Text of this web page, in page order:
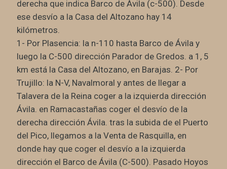
derecha que indica Barco de Ávila (c-500). Desde
ese desvío a la Casa del Altozano hay 14
kilómetros.
1- Por Plasencia: la n-110 hasta Barco de Ávila y
luego la C-500 dirección Parador de Gredos. a 1, 5
km está la Casa del Altozano, en Barajas. 2- Por
Trujillo: la N-V, Navalmoral y antes de llegar a
Talavera de la Reina coger a la izquierda dirección
Ávila. en Ramacastañas coger el desvío de la
derecha dirección Ávila. tras la subida de el Puerto
del Pico, llegamos a la Venta de Rasquilla, en
donde hay que coger el desvío a la izquierda
dirección el Barco de Ávila (C-500). Pasado Hoyos